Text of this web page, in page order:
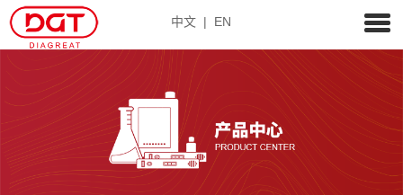
中文 | EN